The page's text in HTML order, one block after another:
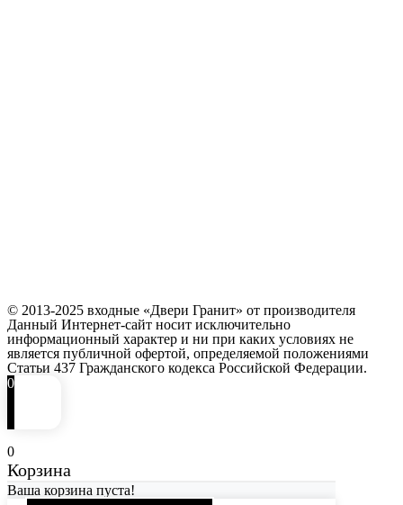
© 2013-2025 входные «Двери Гранит» от производителя
Данный Интернет-сайт носит исключительно
информационный характер и ни при каких условиях не
является публичной офертой, определяемой положениями
Статьи 437 Гражданского кодекса Российской Федерации.
0
0
Корзина
Ваша корзина пуста!